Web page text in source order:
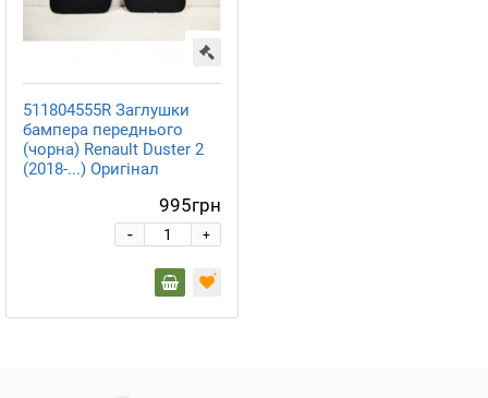
511804555R Заглушки
бампера переднього
(чорна) Renault Duster 2
(2018-...) Оригінал
995грн
+
-